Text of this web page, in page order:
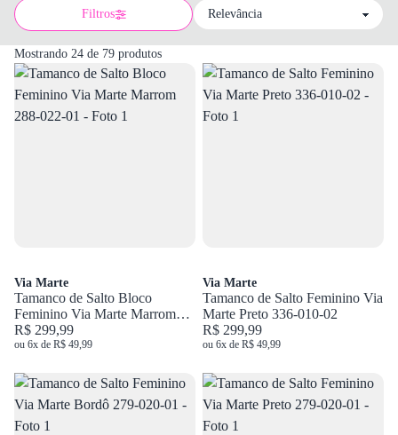
Filtros
Sort by
Mostrando 24 de 79 produtos
Via Marte
Tamanco de Salto Bloco
Feminino Via Marte Marrom
288-022-01
R$ 299,99
ou 6x de R$ 49,99
Via Marte
Tamanco de Salto Feminino Via
Marte Preto 336-010-02
R$ 299,99
ou 6x de R$ 49,99